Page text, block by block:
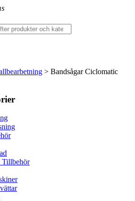
> Bandsågar Ciclomatic